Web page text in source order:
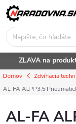
Prejsť
na
obsah
ZĽAVA na
Domov Zdvíhacia
AL-FA ALPP3.5
AL-FA